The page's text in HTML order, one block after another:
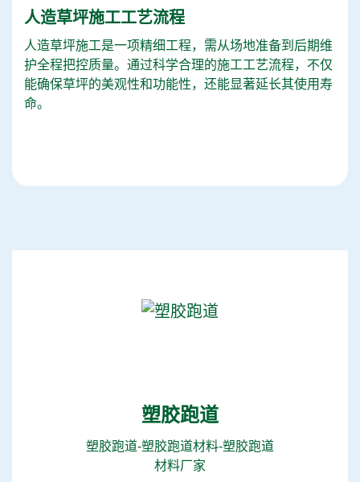
人造草坪施工工艺流程
人造草坪施工是一项精细工程，需从场地准备到后期维
护全程把控质量。通过科学合理的施工工艺流程，不仅
能确保草坪的美观性和功能性，还能显著延长其使用寿
命。
塑胶跑道
塑胶跑道-塑胶跑道材料-塑胶跑道
材料厂家